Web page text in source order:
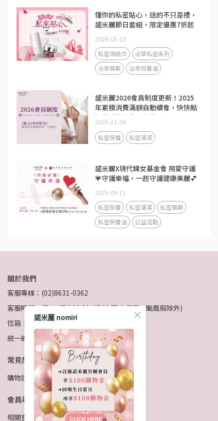
懂你的私密貼心，送的不只是禮，
諾米麗節日套組，限定優惠7折起
2026-01-15
私密濕紙巾
泌萃私密系列
泌萃慕斯
泌萃保養油
諾米麗2026會員制度更新！2025
年累積消費滿額自動續會，快快點
擊查看你的會員資格！
2025-11-24
私密保養 私密清潔
諾米麗X現代婦女基金會 用愛守護
💗守護幸福，一起守護健康美麗💕
2025-09-11
私密保養 私密清潔
私密慕斯
私密保養油
公益活動
關於我們
客服專線：(02)8631-0362
客服時間：週一~週五09:30-17:30(國定假日、颱風假除外)
信箱：service@ur-projects.com
統一編號：大琬國際股份有限公司 23017030
常見問題
購物說明 隱私政策 退貨政策 服務條款
會員專區
相關查詢 客服留言
諾米麗 nomiri